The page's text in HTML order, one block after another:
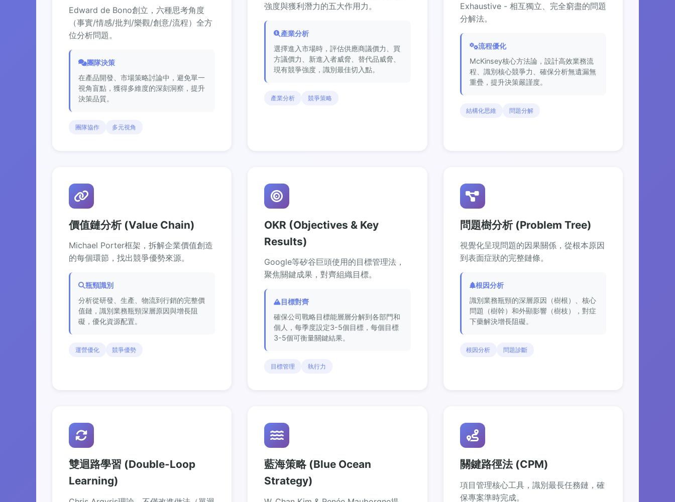
Edward de Bono創立，六種思考角度
（事實/情感/批判/樂觀/創意/流程）全方
位分析問題。
團隊決策
在產品開發、市場策略討論中，避免單一
視角盲點，獲得多維度的深刻洞察，提升
決策品質。
團隊協作 多元視角
強度與獲利潛力的五大作用力。
產業分析
選擇進入市場時，評估供應商議價力、買
方議價力、新進入者威脅、替代品威脅、
現有競爭強度，識別最佳切入點。
產業分析 競爭策略
Exhaustive - 相互獨立、完全窮盡的問題
分解法。
流程優化
McKinsey核心方法論，設計高效業務流
程、識別核心競爭力、確保分析無遺漏無
重疊，提升決策嚴謹度。
結構化思維 問題分解
價值鏈分析 (Value Chain)
Michael Porter框架，拆解企業價值創造
的每個環節，找出競爭優勢來源。
瓶頸識別
分析從研發、生產、物流到行銷的完整價
值鏈，識別業務瓶頸深層原因與增長阻
礙，優化資源配置。
運營優化 競爭優勢
OKR (Objectives & Key
Results)
Google等矽谷巨頭使用的目標管理法，
聚焦關鍵成果，對齊組織目標。
目標對齊
確保公司戰略目標能層層分解到各部門和
個人，每季度設定3-5個目標，每個目標
3-5個可衡量關鍵結果。
目標管理 執行力
問題樹分析 (Problem Tree)
視覺化呈現問題的因果關係，從根本原因
到表面症狀的完整鏈條。
根因分析
識別業務瓶頸的深層原因（樹根）、核心
問題（樹幹）和外顯影響（樹枝），對症
下藥解決增長阻礙。
根因分析 問題診斷
雙迴路學習 (Double-Loop
Learning)
藍海策略 (Blue Ocean
Strategy)
關鍵路徑法 (CPM)
項目管理核心工具，識別最長任務鏈，確
保專案準時完成。